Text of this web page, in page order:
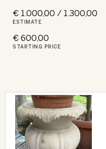
€ 1.000,00 / 1.300,00
ESTIMATE
€ 600,00
STARTING PRICE